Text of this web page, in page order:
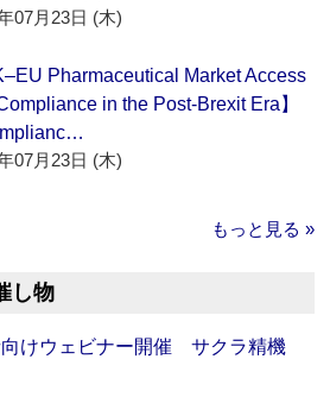
07月23日 (木)
Pharmaceutical Market Access
in the Post-Brexit Era】
07月23日 (木)
もっと見る »
し物
けウェビナー開催 サクラ精機